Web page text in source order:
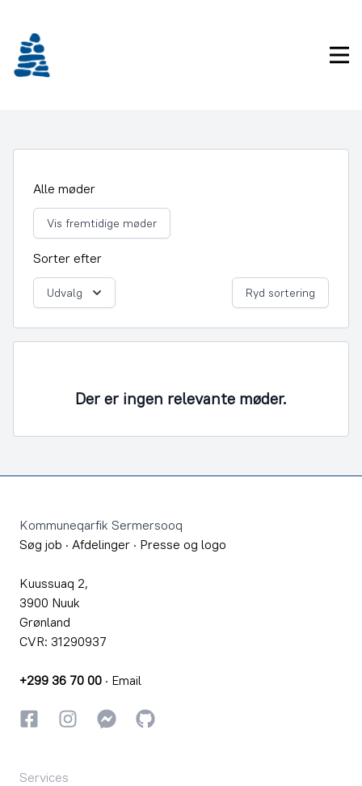
indhold
Alle møder
Vis fremtidige møder
Sorter efter
Udvalg Ryd sortering
Der er ingen relevante møder.
Kommuneqarfik Sermersooq
Søg job · Afdelinger · Presse og logo
Kuussuaq 2,
3900 Nuuk
Grønland
CVR: 31290937
+299 36 70 00 · Email
FacebookInstagramInstagram
GitHub
Services